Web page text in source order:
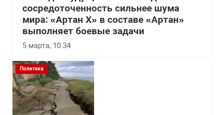
сосредоточенность сильнее шума
мира: «Артан Х» в составе «Артан»
выполняет боевые задачи
5 марта, 10:34
Политика